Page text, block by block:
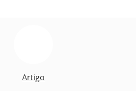
Artigo